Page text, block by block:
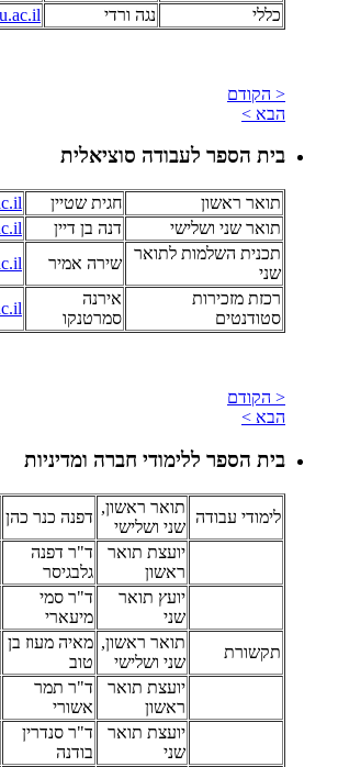
כללי נגה ורדי
< הקודם
הבא >
בית הספר לעבודה סוציאלית
תואר ראשון חגית שטיין
תואר שני ושלישי
דנה בן דיין
תכנית השלמות לתואר
שני
שירה אמיר
רכזת מזכירות
סטודנטים
אירנה
סמרטנקו
< הקודם
הבא >
בית הספר ללימודי חברה ומדיניות
לימודי עבודה
תואר ראשון,
שני ושלישי
דפנה כנר כהן
יועצת תואר
ראשון
ד"ר דפנה
גלבגיסר
יועץ תואר
שני
ד"ר סמי
מיעארי
תקשורת
תואר ראשון,
שני ושלישי
מאיה מעוז בן
טוב
יועצת תואר
ראשון
ד"ר תמר
אשורי
יועצת תואר
שני
ד"ר סנדרין
בודנה